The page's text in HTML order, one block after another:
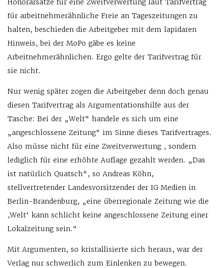
Honorarsätze für eine Zweitverwertung laut Tarifvertrag
für arbeitnehmerähnliche Freie an Tageszeitungen zu
halten, beschieden die Arbeitgeber mit dem lapidaren
Hinweis, bei der MoPo gäbe es keine
Arbeitnehmerähnlichen. Ergo gelte der Tarifvertrag für
sie nicht.
Nur wenig später zogen die Arbeitgeber denn doch genau
diesen Tarifvertrag als Argumentationshilfe aus der
Tasche: Bei der „Welt“ handele es sich um eine
„angeschlossene Zeitung“ im Sinne dieses Tarifvertrages.
Also müsse nicht für eine Zweitverwertung , sondern
lediglich für eine erhöhte Auflage gezahlt werden. „Das
ist natürlich Quatsch“, so Andreas Köhn,
stellvertretender Landesvorsitzender der IG Medien in
Berlin-Brandenburg, „eine überregionale Zeitung wie die
,Welt‘ kann schlicht keine angeschlossene Zeitung einer
Lokalzeitung sein.“
Mit Argumenten, so kristallisierte sich heraus, war der
Verlag nur schwerlich zum Einlenken zu bewegen.